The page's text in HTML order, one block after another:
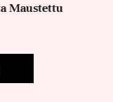
Maustettu